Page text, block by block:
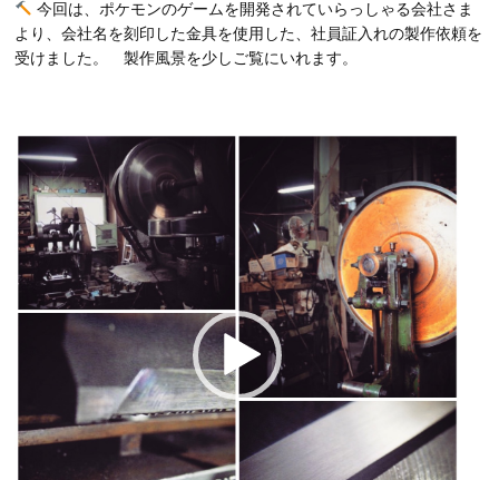
今回は、ポケモンのゲームを開発されていらっしゃる会社さま
より、会社名を刻印した金具を使用した、社員証入れの製作依頼を
受けました。 製作風景を少しご覧にいれます。
プ
レ
ー
ヤ